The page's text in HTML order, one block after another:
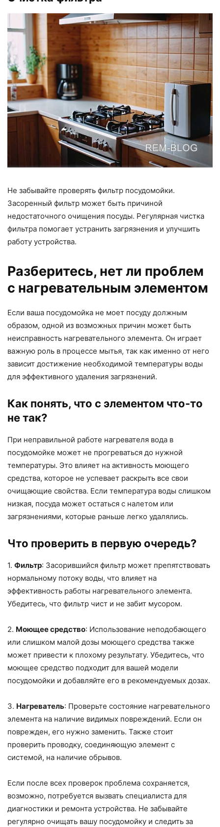
Не забывайте проверять фильтр посудомойки.
Засоренный фильтр может быть причиной
недостаточного очищения посуды. Регулярная чистка
фильтра помогает устранить загрязнения и улучшить
работу устройства.
Разберитесь, нет ли проблем
с нагревательным элементом
Если ваша посудомойка не моет посуду должным
образом, одной из возможных причин может быть
неисправность нагревательного элемента. Он играет
важную роль в процессе мытья, так как именно от него
зависит достижение необходимой температуры воды
для эффективного удаления загрязнений.
Как понять, что с элементом что-то
не так?
При неправильной работе нагревателя вода в
посудомойке может не прогреваться до нужной
температуры. Это влияет на активность моющего
средства, которое не успевает раскрыть все свои
очищающие свойства. Если температура воды слишком
низкая, посуда может остаться с налетом или
загрязнениями, которые раньше легко удалялись.
Что проверить в первую очередь?
1. Фильтр: Засорившийся фильтр может препятствовать
нормальному потоку воды, что влияет на
эффективность работы нагревательного элемента.
Убедитесь, что фильтр чист и не забит мусором.
2. Моющее средство: Использование неподобающего
или слишком малой дозы моющего средства также
может привести к плохому результату. Убедитесь, что
моющее средство подходит для вашей модели
посудомойки и добавляйте его в рекомендуемых дозах.
3. Нагреватель: Проверьте состояние нагревательного
элемента на наличие видимых повреждений. Если он
поврежден, его нужно заменить. Также стоит
проверить проводку, соединяющую элемент с
системой, на наличие обрывов.
Если после всех проверок проблема сохраняется,
возможно, потребуется вызвать специалиста для
диагностики и ремонта устройства. Не забывайте
регулярно очищать вашу посудомойку и следить за